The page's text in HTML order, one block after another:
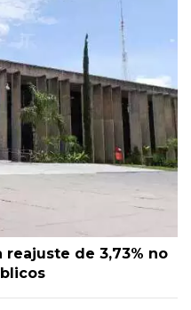
reajuste de 3,73% no